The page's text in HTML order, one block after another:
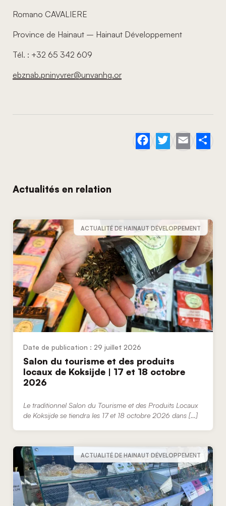
Romano CAVALIERE
Province de Hainaut – Hainaut Développement
Tél. : +32 65 342 609
ebznab.pninyvrer@unvanhg.or
Facebook
Twitter
Email
Actualités en relation
ACTUALITÉ DE HAINAUT DÉVELOPPEMENT
29 juillet 2026
Salon du tourisme et des produits
locaux de Koksijde | 17 et 18 octobre
2026
Le traditionnel Salon du Tourisme et des Produits Locaux
de Koksijde se tiendra les 17 et 18 octobre 2026 dans […]
ACTUALITÉ DE HAINAUT DÉVELOPPEMENT